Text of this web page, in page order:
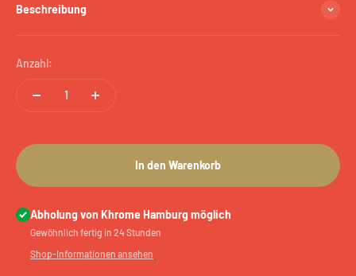
Beschreibung
Anzahl:
In den Warenkorb
Abholung von Khrome Hamburg möglich
Gewöhnlich fertig in 24 Stunden
Shop-Informationen ansehen